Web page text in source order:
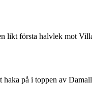
första halvlek mot
på i toppen av